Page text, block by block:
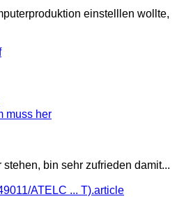
einstelllen wollte,
muss her
bin sehr zufrieden damit...
ATELC ... T).article